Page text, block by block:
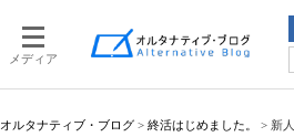
メディア
オルタナティブ・ブログ > 終活はじめました。 > 新